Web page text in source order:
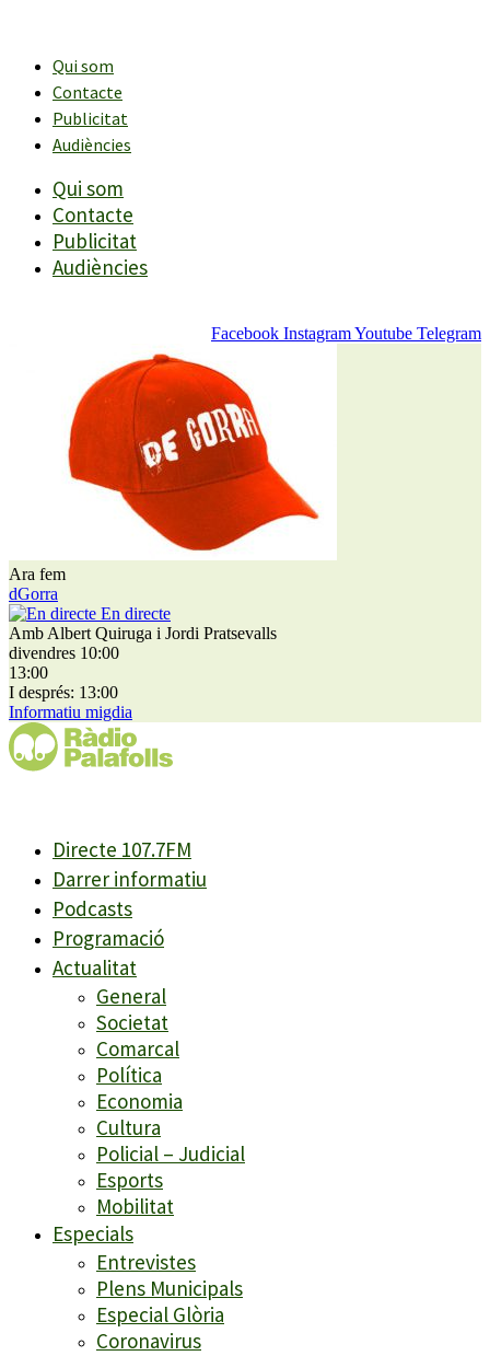
contingutQui som
Contacte
Publicitat
Audiències
Qui som
Contacte
Publicitat
Audiències
Facebook InstagramYoutube Telegram
Ara fem
dGorra
En directe
Amb Albert Quiruga i Jordi Pratsevalls
divendres 10:00
13:00
I després: 13:00
Informatiu migdia
Directe 107.7FM
Darrer informatiu
Podcasts
Programació
Actualitat
General
Societat
Comarcal
Política
Economia
Cultura
Policial – Judicial
Esports
Mobilitat
Especials
Entrevistes
Plens Municipals
Especial Glòria
Coronavirus